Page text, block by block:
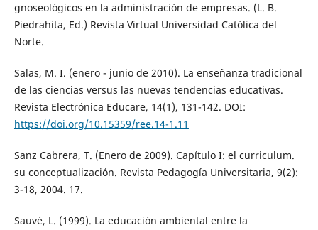
gnoseológicos en la administración de empresas. (L. B.
Piedrahita, Ed.) Revista Virtual Universidad Católica del
Norte.
Salas, M. I. (enero - junio de 2010). La enseñanza tradicional
de las ciencias versus las nuevas tendencias educativas.
Revista Electrónica Educare, 14(1), 131-142. DOI:
https://doi.org/10.15359/ree.14-1.11
Sanz Cabrera, T. (Enero de 2009). Capítulo I: el curriculum.
su conceptualización. Revista Pedagogía Universitaria, 9(2):
3-18, 2004. 17.
Sauvé, L. (1999). La educación ambiental entre la